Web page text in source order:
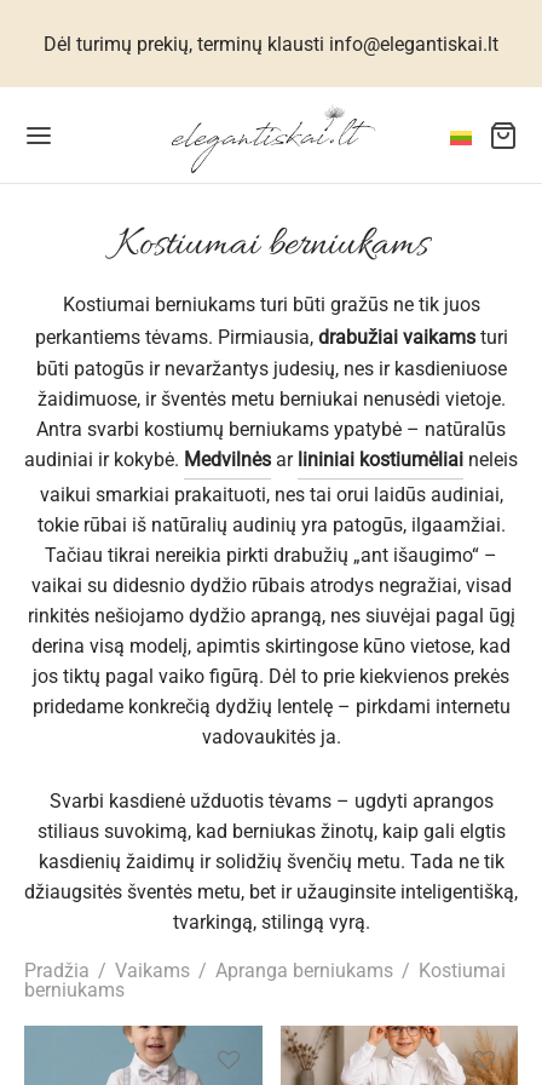
Dėl turimų prekių, terminų klausti info@elegantiskai.lt
Kostiumai berniukams
Kostiumai berniukams turi būti gražūs ne tik juos
perkantiems tėvams. Pirmiausia, drabužiai vaikamsturi
būti patogūs ir nevaržantys judesių, nes ir kasdieniuose
žaidimuose, ir šventės metu berniukai nenusėdi vietoje.
Antra svarbi kostiumų berniukams ypatybė – natūralūs
audiniai ir kokybė. Medvilnės ar lininiai kostiumėliai neleis
vaikui smarkiai prakaituoti, nes tai orui laidūs audiniai,
tokie rūbai iš natūralių audinių yra patogūs, ilgaamžiai.
Tačiau tikrai nereikia pirkti drabužių „ant išaugimo“ –
vaikai su didesnio dydžio rūbais atrodys negražiai, visad
rinkitės nešiojamo dydžio aprangą, nes siuvėjai pagal ūgį
derina visą modelį, apimtis skirtingose kūno vietose, kad
jos tiktų pagal vaiko figūrą. Dėl to prie kiekvienos prekės
pridedame konkrečią dydžių lentelę – pirkdami internetu
vadovaukitės ja.
Svarbi kasdienė užduotis tėvams – ugdyti aprangos
stiliaus suvokimą, kad berniukas žinotų, kaip gali elgtis
kasdienių žaidimų ir solidžių švenčių metu. Tada ne tik
džiaugsitės šventės metu, bet ir užauginsite inteligentišką,
tvarkingą, stilingą vyrą.
Pradžia / Vaikams / Apranga berniukams / Kostiumai
berniukams
kostiumėliai, striukės, paltai
moterims
moterims
drabužiai
moterims
MOTERIMS
iš natūralaus lino
suknelės moterims
SUKNELĖS MOTERIMS
size suknelės
MOTERIMS
skarelės, šaliai
šilko kolekcija
vilnos drabužiai
vyrams
mergaitėms
berniukams
MERGAITĖMS
mergaitėms
mergaitėms
mergaitėms
mergaitėms
mergaitėms
BERNIUKAMS
berniukams
apranga
marškiniai berniukams
berniukams
berniukams
papuošalai
aksesuarai
segtukai
komplektai
vyrams
moterims
vaikams
vestuvėms
Krikštynoms
dovanos